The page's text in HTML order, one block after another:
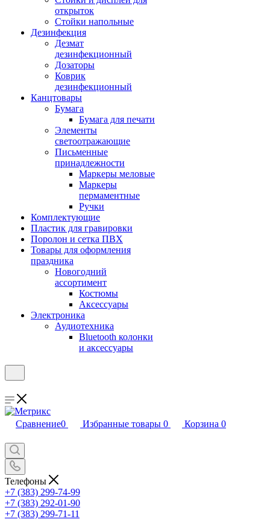
открыток
Стойки напольные
Дезинфекция
Дезмат
дезинфекционный
Дозаторы
Коврик
дезинфекционный
Канцтовары
Бумага
Бумага для печати
Элементы
светоотражающие
Письменные
принадлежности
Маркеры меловые
Маркеры
пермаментные
Ручки
Комплектующие
Пластик для гравировки
Поролон и сетка ПВХ
Товары для оформления
праздника
Новогодний
ассортимент
Костюмы
Аксессуары
Электроника
Аудиотехника
Bluetooth колонки
и аксессуары
Сравнение0 Избранные товары 0 Корзина 0
Телефоны
+7 (383) 299-74-99
+7 (383) 292-01-90
+7 (383) 299-71-11